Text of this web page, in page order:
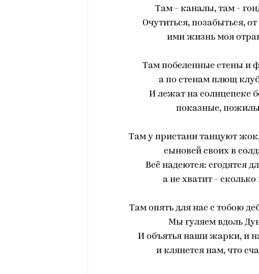
Там - каналы, там -
Очутиться, позабыться,
ими жизнь моя
Там побеленные стены и
а по стенам плющ
И лежат на солнцепеке
показные,
Там у пристани танцуют
сыновей своих в
Всё надеются: сгодятся
а не хватит -
Там опять для нас с тобою
Мы гуляем вдоль
И объятья наши жарки, и
и клянется нам, что